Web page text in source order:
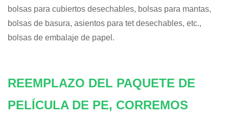
bolsas para cubiertos desechables, bolsas para mantas,
bolsas de basura, asientos para tet desechables, etc.,
bolsas de embalaje de papel.
REEMPLAZO DEL PAQUETE DE
PELÍCULA DE PE, CORREMOS